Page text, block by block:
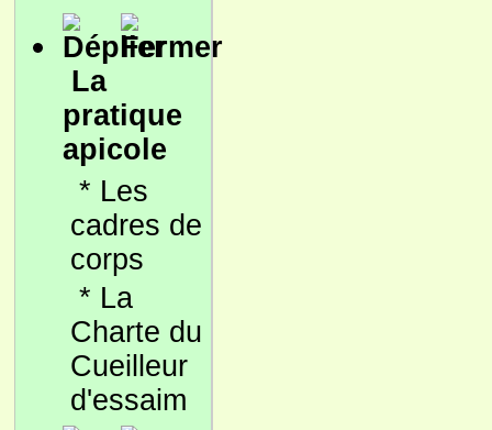
La
pratique
apicole
* Les
cadres de
corps
* La
Charte du
Cueilleur
d'essaim